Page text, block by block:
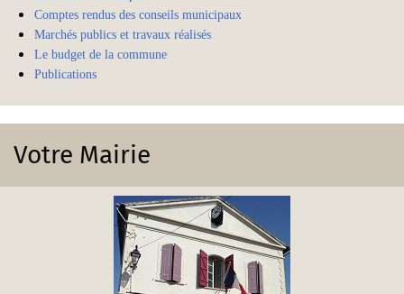
Comptes rendus des conseils municipaux
Marchés publics et travaux réalisés
Le budget de la commune
Publications
Votre Mairie